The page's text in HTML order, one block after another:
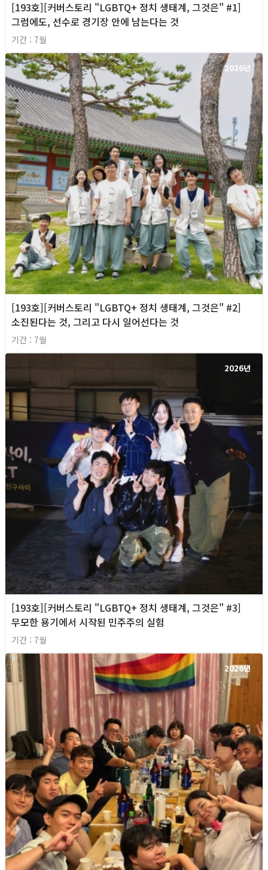
[193호][커버스토리 "LGBTQ+ 정치 생태계, 그것은" #1]
그럼에도, 선수로 경기장 안에 남는다는 것
기간 : 7월
2026년
[193호][커버스토리 "LGBTQ+ 정치 생태계, 그것은" #2]
소진된다는 것, 그리고 다시 일어선다는 것
기간 : 7월
2026년
[193호][커버스토리 "LGBTQ+ 정치 생태계, 그것은" #3]
무모한 용기에서 시작된 민주주의 실험
기간 : 7월
2026년